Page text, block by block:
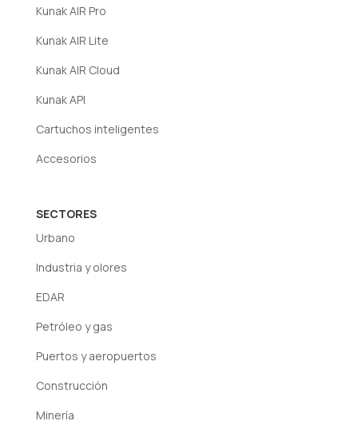
externa y la corrección es un ajuste interno
para mantener la fiabilidad del sensor.
Más info en la página 35 del
Kunak AIR Pro
Kunak AIR Lite
Kunak AIR Cloud
Kunak API
Cartuchos inteligentes
Accesorios
SECTORES
Urbano
Industria y olores
EDAR
Petróleo y gas
Puertos y aeropuertos
Construcción
Minería